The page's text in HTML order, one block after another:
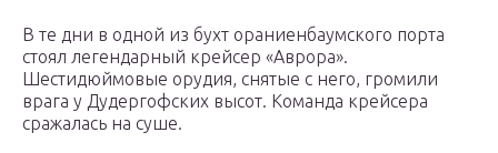
В те дни в одной из бухт ораниенбаумского порта
стоял легендарный крейсер «Аврора».
Шестидюймовые орудия, снятые с него, громили
врага у Дудергофских высот. Команда крейсера
сражалась на суше.